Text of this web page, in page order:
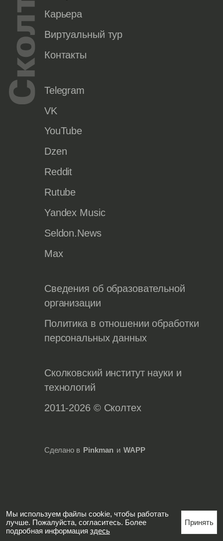
Карьера
Виртуальный тур
Контакты
Telegram
VK
YouTube
Dzen
Reddit
Rutube
Yandex Music
Seldon.News
Max
Сведения об образовательной
организации
Политика в отношении обработки
персональных данных
Сколковский институт науки и
технологий
2011-2026 © Сколтех
Сделано в Pinkman и WAPP
Мы используем файлы cookie, чтобы работать
лучше. Пожалуйста, согласитесь. Более
подробная информация здесь
Принять